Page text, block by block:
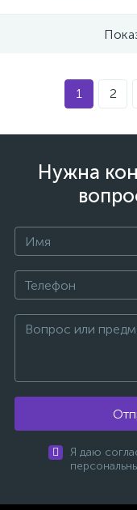
1 2
Нужна
Я даю